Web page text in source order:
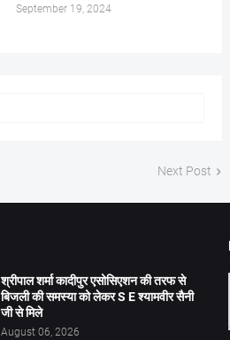
September 19, 2024
Next Post
श्रीपाल शर्मा कादीपुर एसोसिएशन की तरफ से
बिजली की समस्या को लेकर S E श्यामवीर सैनी
जी से मिले
August 06, 2026